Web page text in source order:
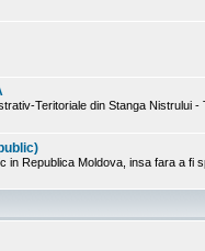
Teritoriale din Stanga Nistrului -
in Republica Moldova, insa fara a fi